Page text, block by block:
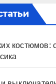
костюмов: